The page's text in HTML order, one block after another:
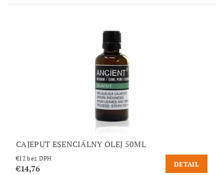
CAJEPUT ESENCIÁLNY OLEJ 50ML
€12 bez DPH
€14,76 DETAIL